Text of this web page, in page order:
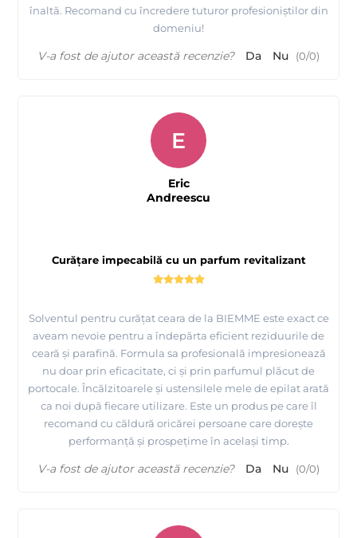
înaltă. Recomand cu încredere tuturor profesioniștilor din
domeniu!
V-a fost de ajutor această recenzie? Da Nu (0/0)
Curățare impecabilă cu un parfum revitalizant
Solventul pentru curățat ceara de la BIEMME este exact ce
aveam nevoie pentru a îndepărta eficient reziduurile de
ceară și parafină. Formula sa profesională impresionează
nu doar prin eficacitate, ci și prin parfumul plăcut de
portocale. Încălzitoarele și ustensilele mele de epilat arată
ca noi după fiecare utilizare. Este un produs pe care îl
recomand cu căldură oricărei persoane care dorește
performanță și prospețime în același timp.
E
Eric
Andreescu
V-a fost de ajutor această recenzie? Da Nu (0/0)